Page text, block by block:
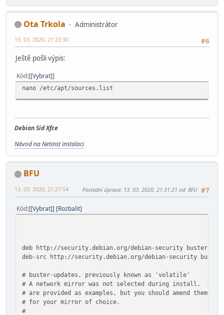
0f:06.1 FireWire (IEEE 1394): Texas Instruments PCIxx12
0f:06.2 Mass storage controller: Texas Instruments 5-in-1
0f:06.3 SD Host controller: Texas Instruments PCIxx12
Ota Trkola
Administrátor
#6
13. 03. 2020, 21:23:30
Ještě pošli výpis:
Kód [Vybrat]
nano /etc/apt/sources.list
Debian Sid Xfce
Návod na Netinst instalaci
BFU
#7
13. 03. 2020, 21:27:54 Poslední úprava: 13. 03. 2020, 21:31:21 od: BFU
Kód [Vybrat] Rozbalit
deb http://security.debian.org/debian-security buster/
deb-src http://security.debian.org/debian-security buster/
# buster-updates, previously known as 'volatile'
# A network mirror was not selected during install. The
# are provided as examples, but you should amend them as
# for your mirror of choice.
#